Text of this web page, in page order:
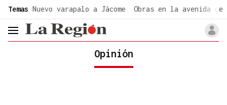
Temas Nuevo varapalo a Jácome Obras en la avenida de
header.menu.open
Opinión